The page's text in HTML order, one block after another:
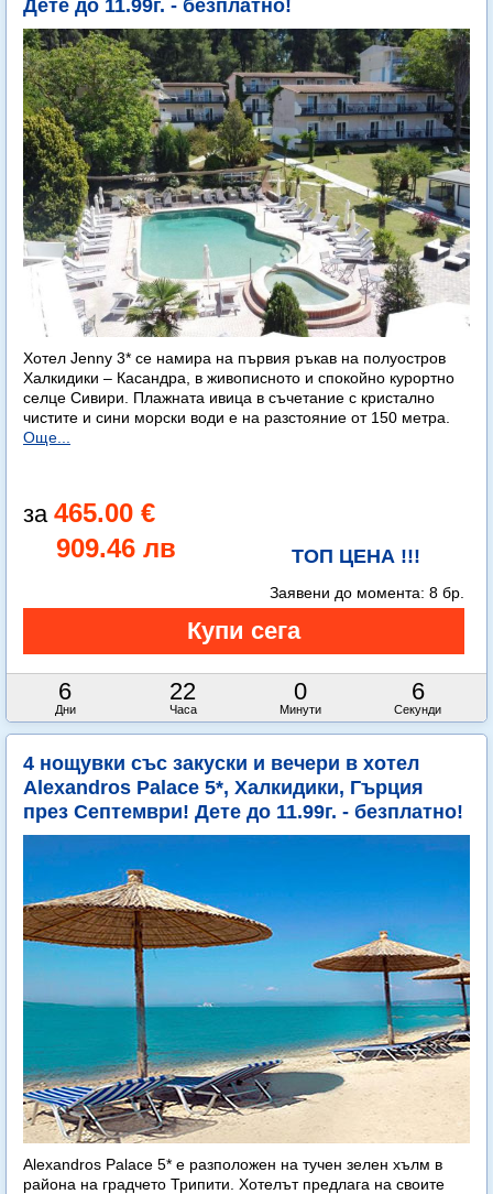
Дете до 11.99г. - безплатно!
Хотел Jenny 3* се намира на първия ръкав на полуостров
Халкидики – Касандра, в живописното и спокойно курортно
селце Сивири. Плажната ивица в съчетание с кристално
чистите и сини морски води е на разстояние от 150 метра.
Още...
465.00 €
909.46 лв
ТОП ЦЕНА !!!
6
Дни
22
Часа
0
Минути
4
Секунди
Заявени до момента: 8 бр.
4 нощувки със закуски и вечери в хотел
Alexandros Palace 5*, Халкидики, Гърция
през Септември! Дете до 11.99г. - безплатно!
Alexandros Palace 5* e разположен на тучен зелен хълм в
района на градчето Трипити. Хотелът предлага на своите